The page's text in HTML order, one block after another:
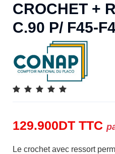
CROCHET +
C.90 P/ F45-
129.900DT TTC
Le crochet avec ressort